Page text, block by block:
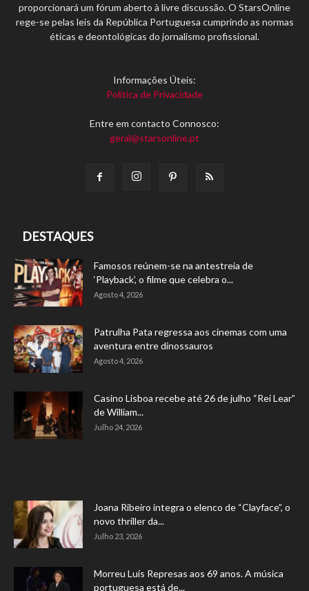
proporcionará um fórum aberto à livre discussão. O StarsOnline
rege-se pelas leis da República Portuguesa cumprindo as normas
éticas e deontológicas do jornalismo profissional.
Informações Úteis:
Política de Privacidade
Entre em contacto Connosco:
geral@starsonline.pt
DESTAQUES
Famosos reúnem-se na antestreia de
‘Playback’, o filme que celebra o...
Agosto 4, 2026
Patrulha Pata regressa aos cinemas com uma
aventura entre dinossauros
Agosto 4, 2026
Casino Lisboa recebe até 26 de julho “Rei Lear”
de William...
Julho 24, 2026
Joana Ribeiro integra o elenco de “Clayface”, o
novo thriller da...
Julho 23, 2026
Morreu Luís Represas aos 69 anos. A música
portuguesa está de...